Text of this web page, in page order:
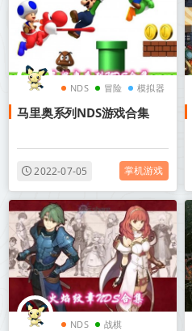
NDS 冒险 模拟器
马里奥系列NDS游戏合集
2022-07-05 掌机游戏
NDS 战棋